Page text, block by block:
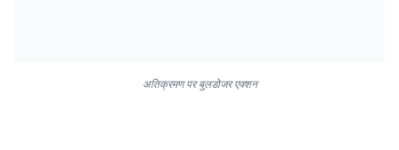
अतिक्रमण पर बुलडोजर एक्शन